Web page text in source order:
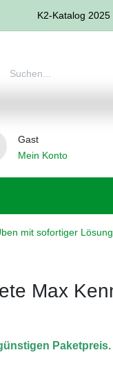
K2-Katalog 2025
Gast
Mein Konto
mit sofortiger
Max
Paketpreis.